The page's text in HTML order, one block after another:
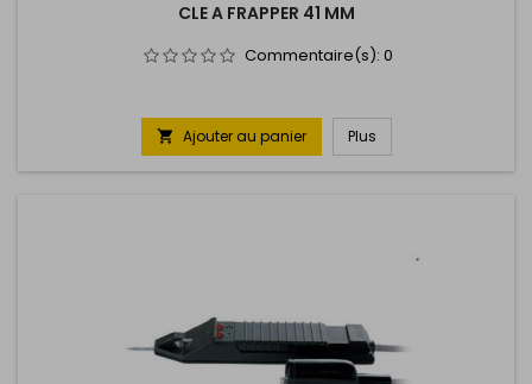
CLE A FRAPPER 41 MM
Commentaire(s): 0
 Ajouter au panier Plus